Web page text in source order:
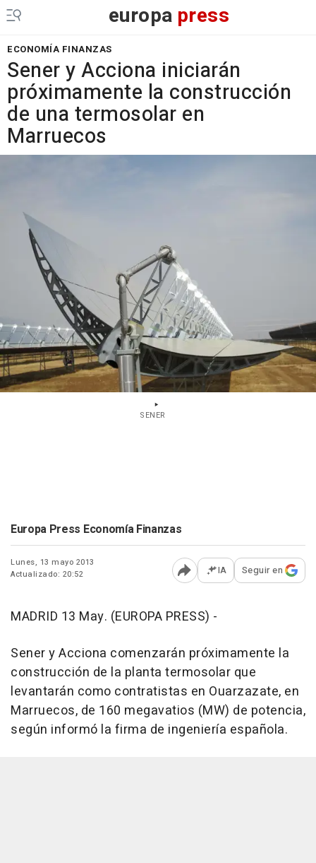
europa press
ECONOMÍA FINANZAS
Sener y Acciona iniciarán
próximamente la construcción
de una termosolar en
Marruecos
SENER
Europa Press Economía Finanzas
Lunes, 13 mayo 2013
Actualizado: 20:52
Abrir opciones para
IA Seguir en
MADRID 13 May. (EUROPA PRESS) -
Sener y Acciona comenzarán próximamente la
construcción de la planta termosolar que
levantarán como contratistas en Ouarzazate, en
Marruecos, de 160 megavatios (MW) de potencia,
según informó la firma de ingeniería española.